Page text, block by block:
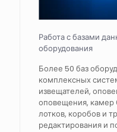
Работа с базами
оборудования
Более 50 баз
комплексных
извещателей,
оповещения, камер
лотков, коробов и
редактирования и